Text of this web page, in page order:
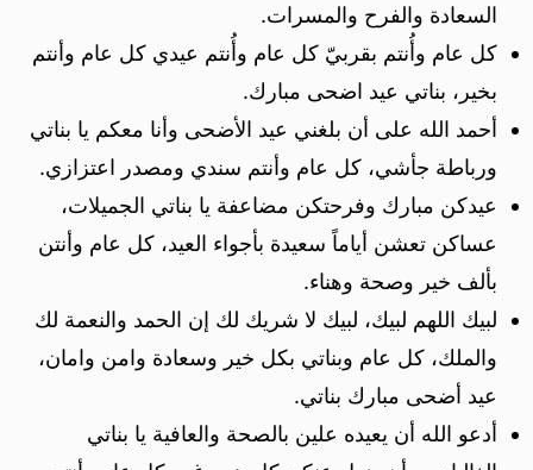
السعادة والفرح والمسرات.
كل عام وأُنتم بقربيّ كل عام وأُنتم عيدي كل عام وأنتم
بخير، بناتي عيد اضحى مبارك.
أحمد الله على أن بلغني عيد الأضحى وأنا معكم يا بناتي
ورباطة جأشي، كل عام وأنتم سندي ومصدر اعتزازي.
عيدكن مبارك وفرحتكن مضاعفة يا بناتي الجميلات،
عساكن تعشن أياماً سعيدة بأجواء العيد، كل عام وأنتن
بألف خير وصحة وهناء.
لبيك اللهم لبيك، لبيك لا شريك لك إن الحمد والنعمة لك
والملك، كل عام وبناتي بكل خير وسعادة وامن وامان،
عيد أضحى مبارك بناتي.
أدعو الله أن يعيده علين بالصحة والعافية يا بناتي